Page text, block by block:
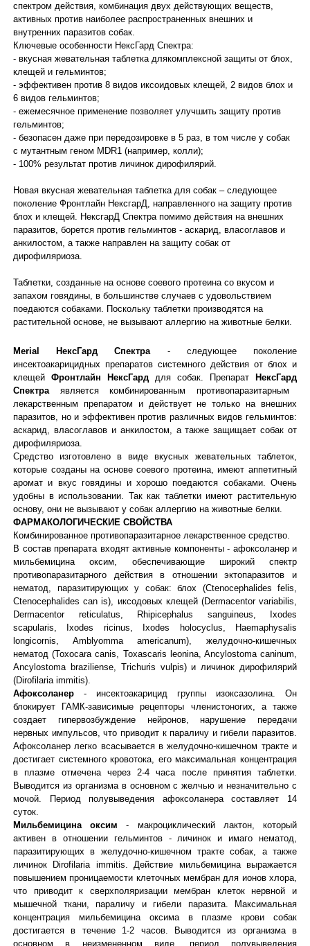
спектром действия, комбинация двух действующих веществ,
активных против наиболее распространенных внешних и
внутренних паразитов собак.
Ключевые особенности НексГард Спектра:
- вкусная жевательная таблетка длякомплексной защиты от блох,
клещей и гельминтов;
- эффективен против 8 видов иксоидовых клещей, 2 видов блох и
6 видов гельминтов;
- ежемесячное применение позволяет улучшить защиту против
гельминтов;
- безопасен даже при передозировке в 5 раз, в том числе у собак
с мутантным геном MDR1 (например, колли);
- 100% результат против личинок дирофилярий.
Новая вкусная жевательная таблетка для собак – следующее
поколение Фронтлайн НексгарД, направленного на защиту против
блох и клещей. НексгарД Спектра помимо действия на внешних
паразитов, борется против гельминтов - аскарид, власоглавов и
анкилостом, а также направлен на защиту собак от
дирофиляриоза.
Таблетки, созданные на основе соевого протеина со вкусом и
запахом говядины, в большинстве случаев с удовольствием
поедаются собаками. Поскольку таблетки производятся на
растительной основе, не вызывают аллергию на животные белки.
Merial НексГард Спектра- следующее поколение
инсектоакарицидных препаратов системного действия от блох и
клещей Фронтлайн НексГард для собак. Препарат
НексГард
Спектраявляется комбинированным противопаразитарным
лекарственным препаратом и действует не только на внешних
паразитов, но и эффективен против различных видов гельминтов:
аскарид, власоглавов и анкилостом, а также защищает собак от
дирофиляриоза.
Средство изготовлено в виде вкусных жевательных таблеток,
которые созданы на основе соевого протеина, имеют аппетитный
аромат и вкус говядины и хорошо поедаются собаками. Очень
удобны в использовании. Так как таблетки имеют растительную
основу, они не вызывают у собак аллергию на животные белки.
ФАРМАКОЛОГИЧЕСКИЕ СВОЙСТВА
Комбинированное противопаразитарное лекарственное средство.
В состав препарата входят активные компоненты - афоксоланер и
мильбемицина оксим, обеспечивающие широкий спектр
противопаразитарного действия в отношении эктопаразитов и
нематод, паразитирующих у собак: блох (Ctenocephalides felis,
Ctenocephalides can is), иксодовых клещей (Dermacentor variabilis,
Dermacentor reticulatus, Rhipicephalus sanguineus, Ixodes
scapularis, Ixodes ricinus, Ixodes holocyclus, Haemaphysalis
longicornis, Amblyomma americanum), желудочно-кишечных
нематод (Toxocara canis, Toxascaris leonina, Ancylostoma caninum,
Ancylostoma braziliense, Trichuris vulpis) и личинок дирофилярий
(Dirofilaria immitis).
Афоксоланер - инсектоакарицид группы изоксазолина. Он
блокирует ГАМК-зависимые рецепторы членистоногих, а также
создает гипервозбуждение нейронов, нарушение передачи
нервных импульсов, что приводит к параличу и гибели паразитов.
Афоксоланер легко всасывается в желудочно-кишечном тракте и
достигает системного кровотока, его максимальная концентрация
в плазме отмечена через 2-4 часа после принятия таблетки.
Выводится из организма в основном с желчью и незначительно с
мочой. Период полувыведения афоксоланера составляет 14
суток.
Мильбемицина оксим - макроциклический лактон, который
активен в отношении гельминтов - личинок и имаго нематод,
паразитирующих в желудочно-кишечном тракте собак, а также
личинок Dirofilaria immitis. Действие мильбемицина выражается
повышением проницаемости клеточных мембран для ионов хлора,
что приводит к сверхполяризации мембран клеток нервной и
мышечной ткани, параличу и гибели паразита. Максимальная
концентрация мильбемицина оксима в плазме крови собак
достигается в течение 1-2 часов. Выводится из организма в
основном в неизмененном виде, период полувыведения